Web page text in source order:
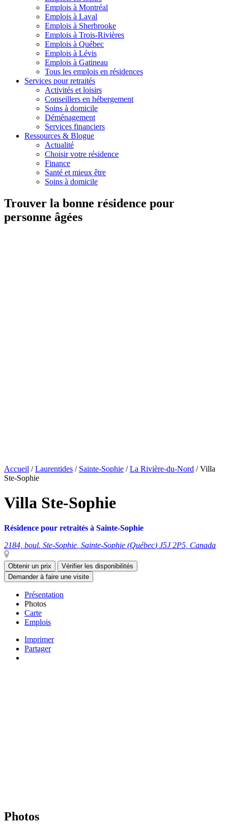
Emplois à Montréal
Emplois à Laval
Emplois à Sherbrooke
Emplois à Trois-Rivières
Emplois à Québec
Emplois à Lévis
Emplois à Gatineau
Tous les emplois en résidences
Services pour retraités
Activités et loisirs
Conseillers en hébergement
Soins à domicile
Déménagement
Services financiers
Ressources & Blogue
Actualité
Choisir votre résidence
Finance
Santé et mieux être
Soins à domicile
Trouver la bonne résidence pour
personne âgées
Accueil / Laurentides / Sainte-Sophie / La Rivière-du-Nord / Villa
Ste-Sophie
Villa Ste-Sophie
Résidence pour retraités à Sainte-Sophie
2184, boul. Ste-Sophie Sainte-Sophie (Québec) J5J 2P5 Canada
Obtenir un prix
Vérifier les disponibilités
Demander à faire une visite
Présentation
Photos
Carte
Emplois
Imprimer
Partager
Photos